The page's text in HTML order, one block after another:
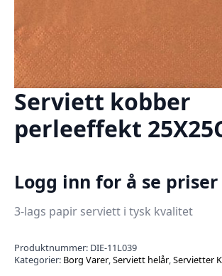
Serviett kobber
perleeffekt
Logg inn for å se priser
3-lags papir serviett i tysk kvalitet
Produktnummer: DIE-11L039
Kategorier: Borg Varer,Serviett helår,Servietter